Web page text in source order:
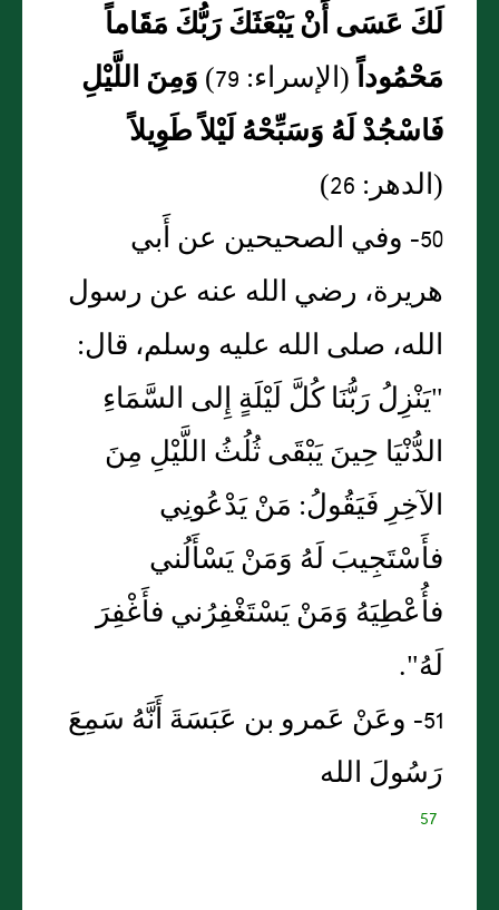
لَكَ عَسَى أَنْ يَبْعَثَكَ رَبُّكَ مَقَاماً
مَحْمُوداً(الإسراء: 79)
وَمِنَ اللَّيْلِ
فَاسْجُدْ لَهُ وَسَبِّحْهُ لَيْلاً طَوِيلاً
(الدهر: 26)
50- وفي الصحيحين عن أَبي
هريرة، رضي الله عنه عن رسول
الله، صلى الله عليه وسلم، قال:
"يَنْزِلُ رَبُّنَا كُلَّ لَيْلَةٍ إِلى السَّمَاءِ
الدُّنْيَا حِينَ يَبْقَى ثُلُثُ اللَّيْلِ مِنَ
الآخِرِ فَيَقُولُ: مَنْ يَدْعُونِي
فأَسْتَجِيبَ لَهُ وَمَنْ يَسْأَلُني
فأُعْطِيَهُ وَمَنْ يَسْتَغْفِرُني فأَغْفِرَ
لَهُ".
51- وعَنْ عَمرو بن عَبَسَةَ أَنَّهُ سَمِعَ
رَسُولَ الله
57